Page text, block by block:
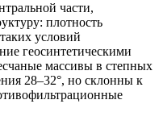
части,
плотность
условий
геосинтетическими
массивы в степных
28–32°, но склонны к